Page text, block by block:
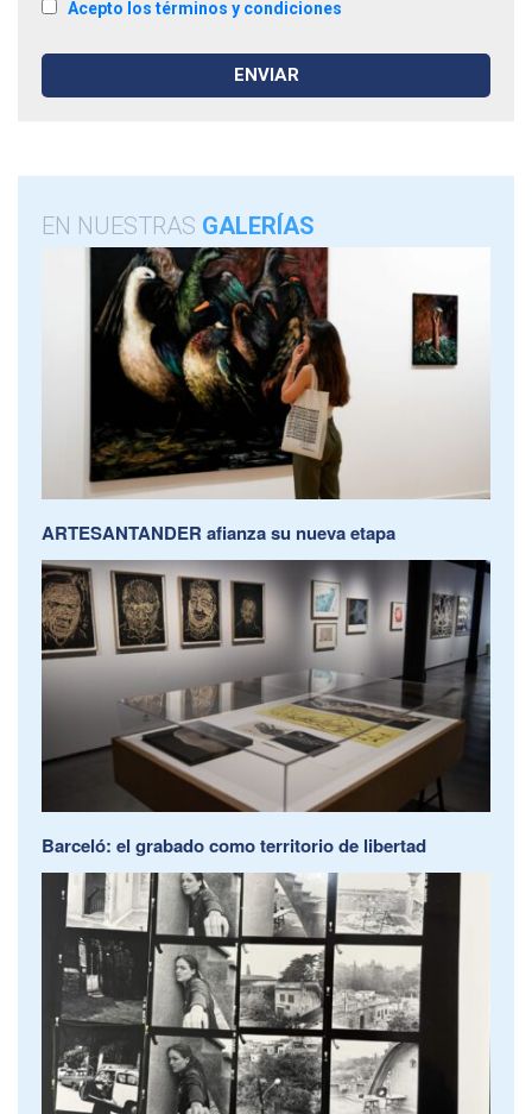
Acepto los términos y condiciones
EN NUESTRAS GALERÍAS
ARTESANTANDER afianza su nueva etapa
Barceló: el grabado como territorio de libertad